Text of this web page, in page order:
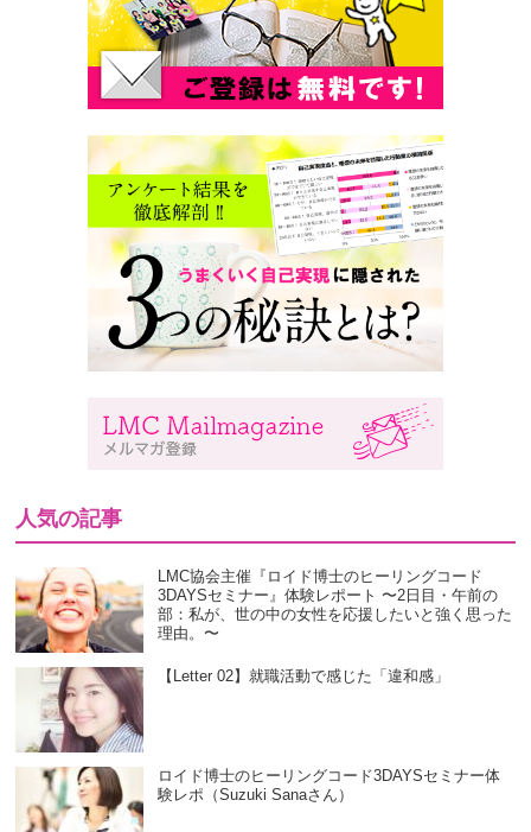
人気の記事
LMC協会主催『ロイド博士のヒーリングコード
3DAYSセミナー』体験レポート 〜2日目・午前の
部：私が、世の中の女性を応援したいと強く思った
理由。〜
【Letter 02】就職活動で感じた「違和感」
ロイド博士のヒーリングコード3DAYSセミナー体
験レポ（Suzuki Sanaさん）